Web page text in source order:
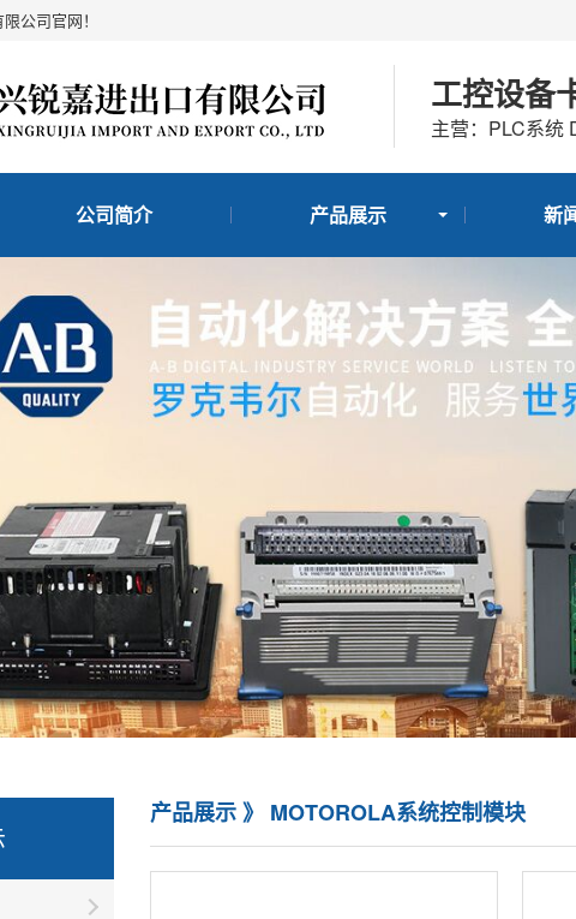
公司官网！
工控设备
主营：PLC系统
公司简介 产品展示 新
产品展示 》 MOTOROLA系统控制模块